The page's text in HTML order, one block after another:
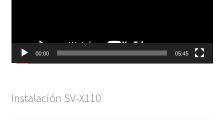
00:00 05:45
Instalación SV-X110